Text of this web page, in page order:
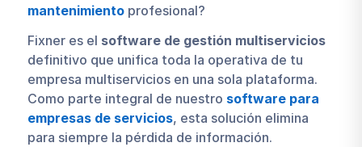
mantenimientoprofesional?
Fixner es el software de gestión multiservicios
definitivo que unifica toda la operativa de tu
empresa multiservicios en una sola plataforma.
Como parte integral de nuestro software para
empresas de servicios, esta solución elimina
para siempre la pérdida de información.